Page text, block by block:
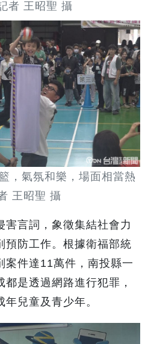
者 王昭聖 攝
，氣氛和樂，場面相當熱
王昭聖 攝
害言詞，象徵集結社會力
預防工作。根據衛福部統
案件達11萬件，南投縣一
是透過網路進行犯罪，
兒童及青少年。